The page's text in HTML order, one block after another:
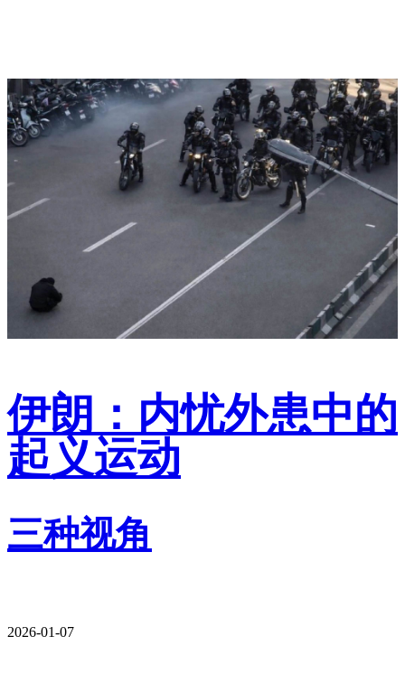
伊朗：内忧外患中的
起义运动
三种视角
2026-01-07